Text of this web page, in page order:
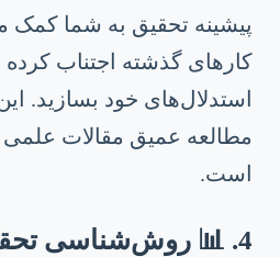
پیشینه تحقیق به شما کمک
کارهای گذشته اجتناب
استدلال‌های خود بسازید.
مطالعه عمیق مقالات علمی
است.
4. 📊 روش‌شناسی